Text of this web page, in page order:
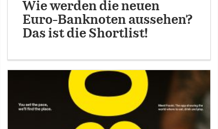
Wie werden die neuen
Euro-Banknoten aussehen?
Das ist die Shortlist!